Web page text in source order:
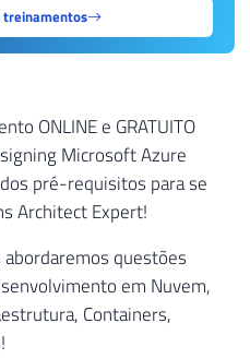
treinamentos
ONLINE e GRATUITO
Microsoft Azure
pré-requisitos para se
Architect Expert!
questões
em Nuvem,
Containers,